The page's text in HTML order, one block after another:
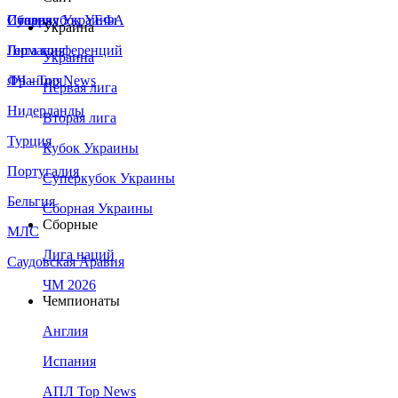
Сборная Украины
Италия
Германия
Франция
Нидерланды
Турция
Португалия
Бельгия
МЛС
Саудовская Аравия
Суперкубок УЕФА
Лига конференций
ЛЧ - Top News
Украина
Украина
Первая лига
Вторая лига
Кубок Украины
Суперкубок Украины
Сборная Украины
Сборные
Лига наций
ЧМ 2026
Чемпионаты
Англия
Испания
АПЛ Top News